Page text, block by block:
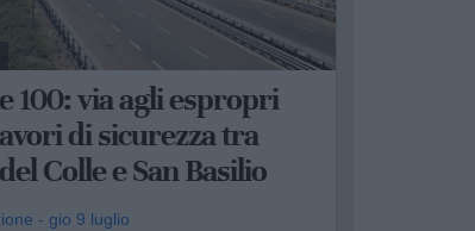
100: via agli espropri
di sicurezza tra
Colle e San Basilio
- gio 9 luglio